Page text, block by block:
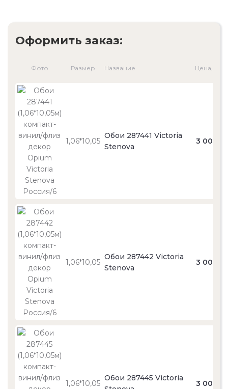
Оформить заказ:
Фото Размер Название Цена, ₽
1,06*10,05
Обои 287441 Victoria
Stenova
3 000
1,06*10,05
Обои 287442 Victoria
Stenova
3 000
1,06*10,05
Обои 287445 Victoria
3 000